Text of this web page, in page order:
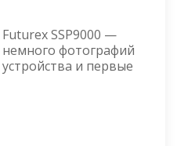
—
ФОТООБЗОР
Futurex SSP9000 —
немного фотографий
устройства и первые